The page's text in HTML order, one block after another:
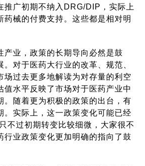
推广初期不纳入DRG/DIP，实际上
药械的付费支持。这些都是相对明
产业，政策的长期导向必然是鼓
。对于医药大行业的改革、规范、
场过去更多地解读为对存量的利空
值水平反映了市场对于医药产业中
。随着更为积极的政策的出台，有
。实际上，这一政策变化可能已经
不过初期转变比较细微，大家很不
行业政策变化更加明确的指向了鼓